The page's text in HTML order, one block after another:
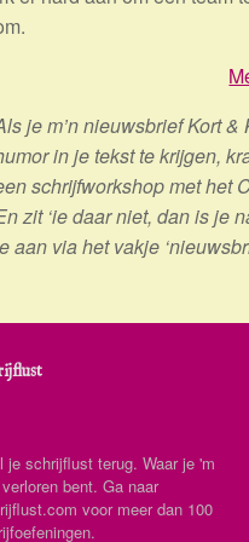
je m’n nieuwsbrief Kort
in je tekst te krijgen,
schrijfworkshop met het
zit ‘ie daar niet, dan is je
aan via het vakje
je schrijflust terug. Waar je 'm
bent. Ga naar
voor meer dan 100